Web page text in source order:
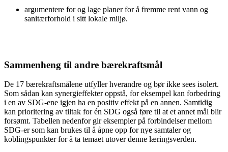
argumentere for og lage planer for å fremme rent vann og
sanitærforhold i sitt lokale miljø.
Sammenheng til andre bærekraftsmål
De 17 bærekraftsmålene utfyller hverandre og bør ikke sees isolert.
Som sådan kan synergieffekter oppstå, for eksempel kan forbedring
i en av SDG-ene igjen ha en positiv effekt på en annen. Samtidig
kan prioritering av tiltak for én SDG også føre til at et annet mål blir
forsømt. Tabellen nedenfor gir eksempler på forbindelser mellom
SDG-er som kan brukes til å åpne opp for nye samtaler og
koblingspunkter for å ta temaet utover denne læringsverden.